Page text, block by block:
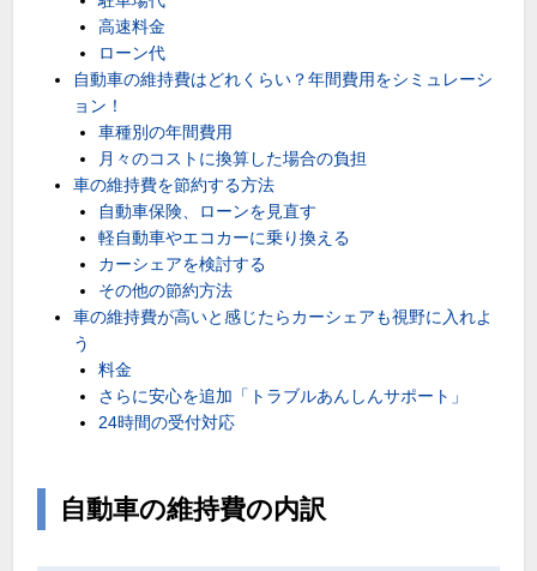
高速料金
ローン代
自動車の維持費はどれくらい？年間費用をシミュレーシ
ョン！
車種別の年間費用
月々のコストに換算した場合の負担
車の維持費を節約する方法
自動車保険、ローンを見直す
軽自動車やエコカーに乗り換える
カーシェアを検討する
その他の節約方法
車の維持費が高いと感じたらカーシェアも視野に入れよ
う
料金
さらに安心を追加「トラブルあんしんサポート」
24時間の受付対応
自動車の維持費の内訳